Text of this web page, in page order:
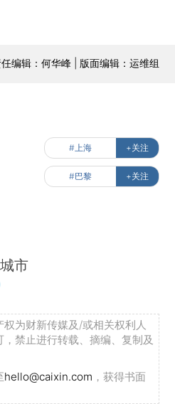
编辑：何华峰 | 版面编辑：运维组
#上海 +关注
#巴黎 +关注
市
为财新传媒及/或相关权利人
禁止进行转载、摘编、复制及
hello@caixin.com ，获得书面